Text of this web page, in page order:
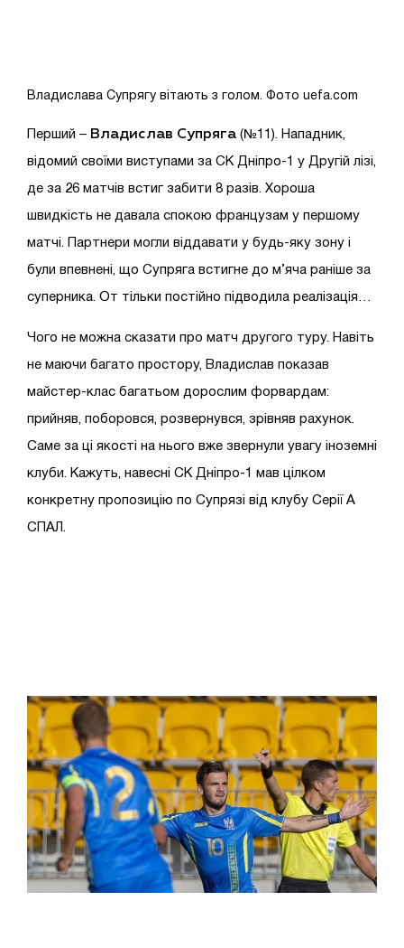
Владислава Супрягу вітають з голом. Фото uefa.com
Перший – Владислав Супряга (№11). Нападник,
відомий своїми виступами за СК Дніпро-1 у Другій лізі,
де за 26 матчів встиг забити 8 разів. Хороша
швидкість не давала спокою французам у першому
матчі. Партнери могли віддавати у будь-яку зону і
були впевнені, що Супряга встигне до м’яча раніше за
суперника. От тільки постійно підводила реалізація…
Чого не можна сказати про матч другого туру. Навіть
не маючи багато простору, Владислав показав
майстер-клас багатьом дорослим форвардам:
прийняв, поборовся, розвернувся, зрівняв рахунок.
Саме за ці якості на нього вже звернули увагу іноземні
клуби. Кажуть, навесні СК Дніпро-1 мав цілком
конкретну пропозицію по Супрязі від клубу Серії А
СПАЛ.